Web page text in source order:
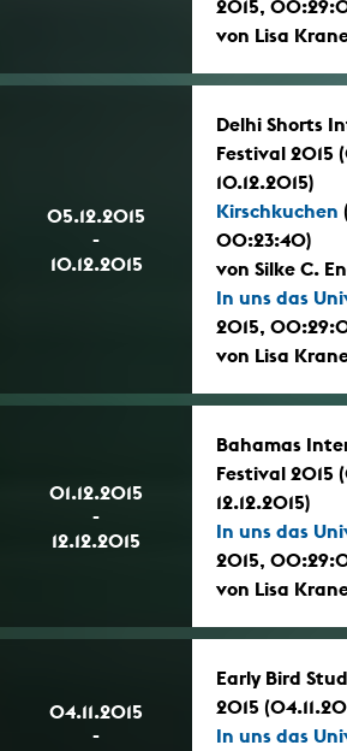
2015,
von Lisa
05.12.2015
-
10.12.2015
Delhi Shorts
Festival 2015
10.12.2015)
Kirschkuchen
00:23:40)
von Silke C.
In uns das
2015,
von Lisa
01.12.2015
-
12.12.2015
Bahamas
Festival 2015
12.12.2015)
In uns das
2015,
von Lisa
04.11.2015
-
Early Bird
2015
In uns das